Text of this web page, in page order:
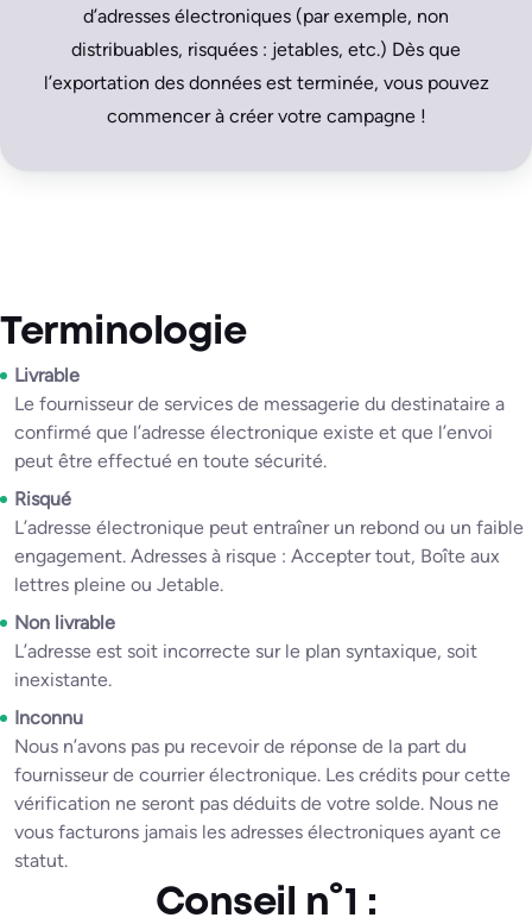
d’adresses électroniques (par exemple, non
distribuables, risquées : jetables, etc.) Dès que
l’exportation des données est terminée, vous pouvez
commencer à créer votre campagne !
Terminologie
Livrable
Le fournisseur de services de messagerie du destinataire a
confirmé que l’adresse électronique existe et que l’envoi
peut être effectué en toute sécurité.
Risqué
L’adresse électronique peut entraîner un rebond ou un faible
engagement. Adresses à risque : Accepter tout, Boîte aux
lettres pleine ou Jetable.
Non livrable
L’adresse est soit incorrecte sur le plan syntaxique, soit
inexistante.
Inconnu
Nous n’avons pas pu recevoir de réponse de la part du
fournisseur de courrier électronique. Les crédits pour cette
vérification ne seront pas déduits de votre solde. Nous ne
vous facturons jamais les adresses électroniques ayant ce
statut.
Conseil n°1 :